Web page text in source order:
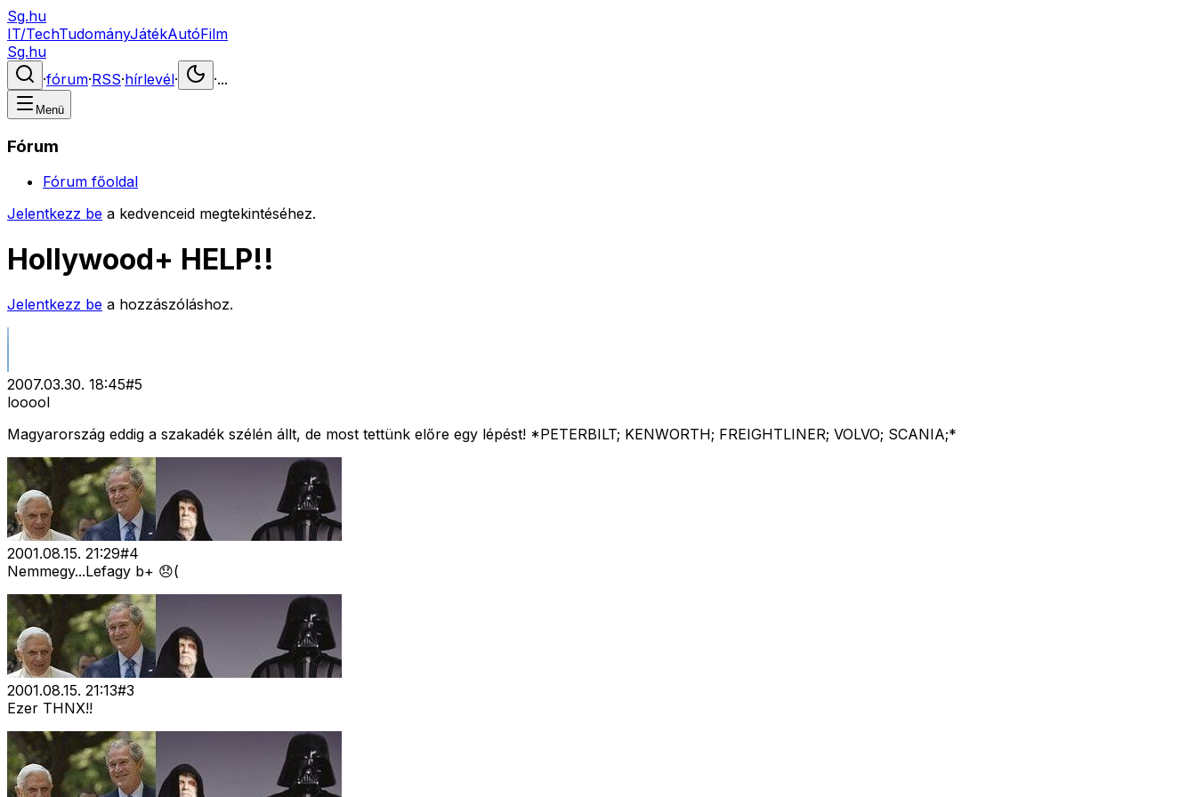
Sg.hu
IT/TechTudományJátékAutóFilm
Sg.hu
·fórum·RSS·hírlevél· ·...
Menü
Fórum
Fórum főoldal
Jelentkezz be a kedvenceid megtekintéséhez.
Hollywood+ HELP!!
Jelentkezz be a hozzászóláshoz.
2007.03.30. 18:45#5
looool
Magyarország eddig a szakadék szélén állt, de most tettünk előre egy lépést! *PETERBILT; KENWORTH; FREIGHTLINER; VOLVO; SCANIA;*
2001.08.15. 21:29#4
Nemmegy...Lefagy b+ 😞(
2001.08.15. 21:13#3
Ezer THNX!!